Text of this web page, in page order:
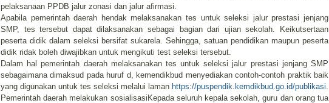
pelaksanaan PPDB jalur zonasi dan jalur afirmasi.
Apabila pemerintah daerah hendak melaksanakan tes untuk seleksi jalur prestasi jenjang
SMP, tes tersebut dapat dilaksanakan sebagai bagian dari ujian sekolah. Keikutsertaan
peserta didik dalam seleksi bersifat sukarela. Sehingga, satuan pendidikan maupun peserta
didik ridak boleh diwajibkan untuk mengikuti test seleksi tersebut.
Dalam hal pemerintah daerah melaksanakan tes untuk seleksi jalur prestasi jenjang SMP
sebagaimana dimaksud pada huruf d, kemendikbud menyediakan contoh-contoh praktik baik
yang digunakan untuk tes seleksi melalui laman https://puspendik.kemdikbud.go.id/publikasi.
Pemerintah daerah melakukan sosialisasiKepada seluruh kepala sekolah, guru dan orang tua